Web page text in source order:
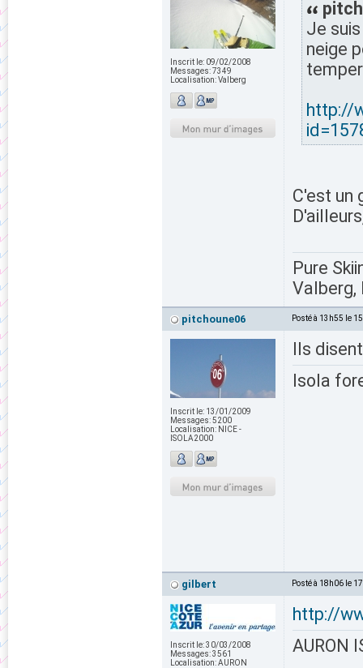
Inscrit le: 09/02/2008
Messages:7349
Localisation:Valberg
Je
neige
http://
C'est un
Pure
Valberg,
pitchoune06 Posté à 13h55 le
Inscrit le: 13/01/2009
Messages:5200
Localisation: NICE -
ISOLA2000
Ils
Isola
gilbert Posté à 18h06 le
Inscrit le:30/03/2008
Messages:3561
Localisation:AURON
http://
AURON